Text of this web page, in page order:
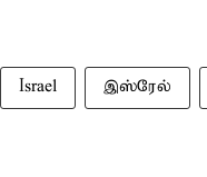
Israel இஸ்ரேல்